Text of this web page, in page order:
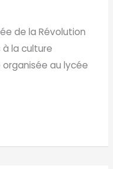
de la Révolution
à la culture
au lycée